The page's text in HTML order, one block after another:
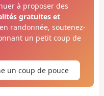
à proposer des
gratuites et
randonnée, soutenez-
un petit coup de
un coup de pouce